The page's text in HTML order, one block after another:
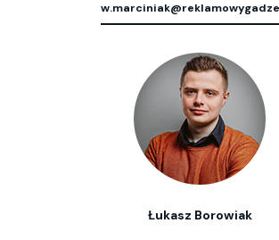
Łukasz Borowiak